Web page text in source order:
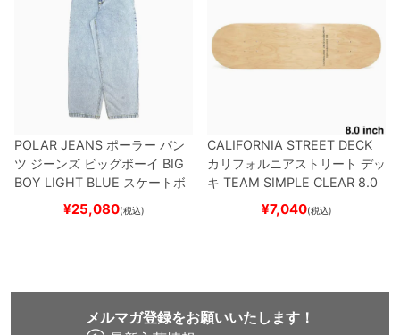
POLAR JEANS ポーラー パン
ツ ジーンズ ビッグボーイ BIG
BOY LIGHT BLUE スケートボ
ード スケボー
¥25,080(税込)
CALIFORNIA STREET DECK
カリフォルニアストリート デッ
キ TEAM SIMPLE CLEAR 8.0
ブランク（DSM）
ード スケボー
¥7,040(税込)
メルマガ登録をお願いいたします！